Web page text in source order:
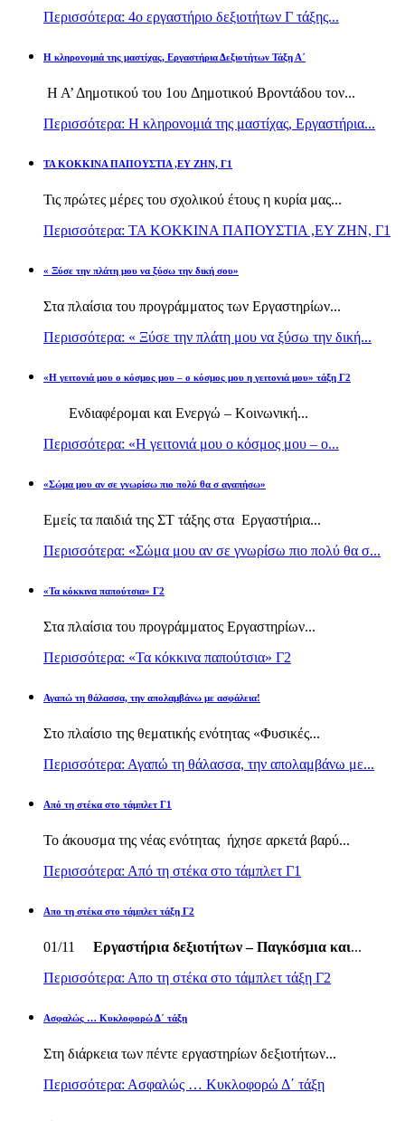
Περισσότερα: 4ο εργαστήριο δεξιοτήτων Γ τάξης...
H κληρονομιά της μαστίχας, Εργαστήρια Δεξιοτήτων Τάξη Α΄
Η Α’ Δημοτικού του 1ου Δημοτικού Βροντάδου τον...
Περισσότερα: H κληρονομιά της μαστίχας, Εργαστήρια...
TA KOKKINA ΠΑΠΟΥΣΤΙΑ ,ΕΥ ΖΗΝ, Γ1
Τις πρώτες μέρες του σχολικού έτους η κυρία μας...
Περισσότερα: TA KOKKINA ΠΑΠΟΥΣΤΙΑ ,ΕΥ ΖΗΝ, Γ1
« Ξύσε την πλάτη μου να ξύσω την δική σου»
Στα πλαίσια του προγράμματος των Εργαστηρίων...
Περισσότερα: « Ξύσε την πλάτη μου να ξύσω την δική...
«Η γειτονιά μου ο κόσμος μου – ο κόσμος μου η γειτονιά μου» τάξη Γ2
Ενδιαφέρομαι και Ενεργώ – Κοινωνική...
Περισσότερα: «Η γειτονιά μου ο κόσμος μου – ο...
«Σώμα μου αν σε γνωρίσω πιο πολύ θα σ αγαπήσω»
Εμείς τα παιδιά της ΣΤ τάξης στα Εργαστήρια...
Περισσότερα: «Σώμα μου αν σε γνωρίσω πιο πολύ θα σ...
«Τα κόκκινα παπούτσια» Γ2
Στα πλαίσια του προγράμματος Εργαστηρίων...
Περισσότερα: «Τα κόκκινα παπούτσια» Γ2
Αγαπώ τη θάλασσα, την απολαμβάνω με ασφάλεια!
Στο πλαίσιο της θεματικής ενότητας «Φυσικές...
Περισσότερα: Αγαπώ τη θάλασσα, την απολαμβάνω με...
Από τη στέκα στο τάμπλετ Γ1
Το άκουσμα της νέας ενότητας ήχησε αρκετά βαρύ...
Περισσότερα: Από τη στέκα στο τάμπλετ Γ1
Απο τη στέκα στο τάμπλετ τάξη Γ2
01/11 Εργαστήρια δεξιοτήτων – Παγκόσμια και...
Περισσότερα: Απο τη στέκα στο τάμπλετ τάξη Γ2
Ασφαλώς … Κυκλοφορώ Δ΄ τάξη
Στη διάρκεια των πέντε εργαστηρίων δεξιοτήτων...
Περισσότερα: Ασφαλώς … Κυκλοφορώ Δ΄ τάξη